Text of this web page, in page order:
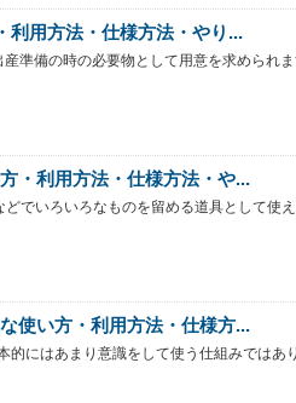
利用方法・仕様方法・やり...
準備の時の必要物として用意を求められ
・利用方法・仕様方法・や...
でいろいろなものを留める道具として使え
使い方・利用方法・仕様方...
的にはあまり意識をして使う仕組みではあ